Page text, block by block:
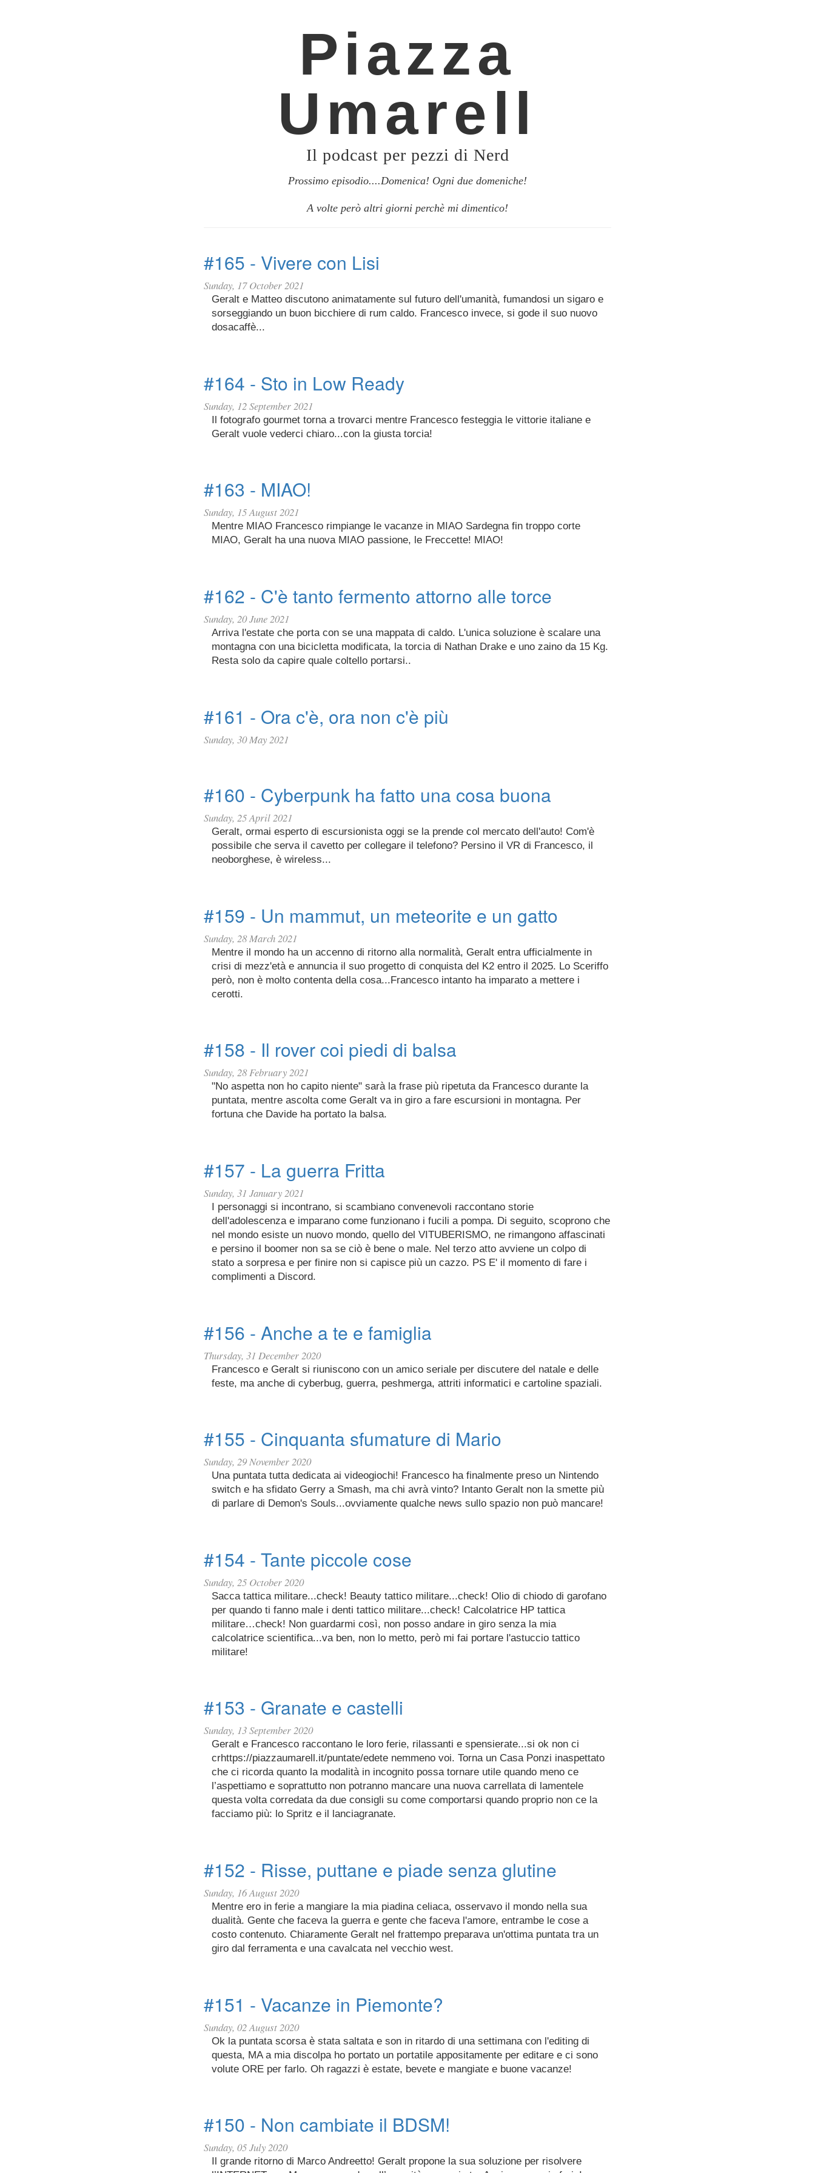
Piazza
Umarell
Il podcast per pezzi di Nerd
Prossimo episodio....Domenica! Ogni due domeniche!
A volte però altri giorni perchè mi dimentico!
#165 - Vivere con Lisi
Sunday, 17 October 2021
Geralt e Matteo discutono animatamente sul futuro dell'umanità, fumandosi un sigaro e
sorseggiando un buon bicchiere di rum caldo. Francesco invece, si gode il suo nuovo
dosacaffè...
#164 - Sto in Low Ready
Sunday, 12 September 2021
Il fotografo gourmet torna a trovarci mentre Francesco festeggia le vittorie italiane e
Geralt vuole vederci chiaro...con la giusta torcia!
#163 - MIAO!
Sunday, 15 August 2021
Mentre MIAO Francesco rimpiange le vacanze in MIAO Sardegna fin troppo corte
MIAO, Geralt ha una nuova MIAO passione, le Freccette! MIAO!
#162 - C'è tanto fermento attorno alle torce
Sunday, 20 June 2021
Arriva l'estate che porta con se una mappata di caldo. L'unica soluzione è scalare una
montagna con una bicicletta modificata, la torcia di Nathan Drake e uno zaino da 15 Kg.
Resta solo da capire quale coltello portarsi..
#161 - Ora c'è, ora non c'è più
Sunday, 30 May 2021
#160 - Cyberpunk ha fatto una cosa buona
Sunday, 25 April 2021
Geralt, ormai esperto di escursionista oggi se la prende col mercato dell'auto! Com'è
possibile che serva il cavetto per collegare il telefono? Persino il VR di Francesco, il
neoborghese, è wireless...
#159 - Un mammut, un meteorite e un gatto
Sunday, 28 March 2021
Mentre il mondo ha un accenno di ritorno alla normalità, Geralt entra ufficialmente in
crisi di mezz'età e annuncia il suo progetto di conquista del K2 entro il 2025. Lo Sceriffo
però, non è molto contenta della cosa...Francesco intanto ha imparato a mettere i
cerotti.
#158 - Il rover coi piedi di balsa
Sunday, 28 February 2021
"No aspetta non ho capito niente" sarà la frase più ripetuta da Francesco durante la
puntata, mentre ascolta come Geralt va in giro a fare escursioni in montagna. Per
fortuna che Davide ha portato la balsa.
#157 - La guerra Fritta
Sunday, 31 January 2021
I personaggi si incontrano, si scambiano convenevoli raccontano storie
dell'adolescenza e imparano come funzionano i fucili a pompa. Di seguito, scoprono che
nel mondo esiste un nuovo mondo, quello del VITUBERISMO, ne rimangono affascinati
e persino il boomer non sa se ciò è bene o male. Nel terzo atto avviene un colpo di
stato a sorpresa e per finire non si capisce più un cazzo. PS E' il momento di fare i
complimenti a Discord.
#156 - Anche a te e famiglia
Thursday, 31 December 2020
Francesco e Geralt si riuniscono con un amico seriale per discutere del natale e delle
feste, ma anche di cyberbug, guerra, peshmerga, attriti informatici e cartoline spaziali.
#155 - Cinquanta sfumature di Mario
Sunday, 29 November 2020
Una puntata tutta dedicata ai videogiochi! Francesco ha finalmente preso un Nintendo
switch e ha sfidato Gerry a Smash, ma chi avrà vinto? Intanto Geralt non la smette più
di parlare di Demon's Souls...ovviamente qualche news sullo spazio non può mancare!
#154 - Tante piccole cose
Sunday, 25 October 2020
Sacca tattica militare...check! Beauty tattico militare...check! Olio di chiodo di garofano
per quando ti fanno male i denti tattico militare...check! Calcolatrice HP tattica
militare…check! Non guardarmi così, non posso andare in giro senza la mia
calcolatrice scientifica...va ben, non lo metto, però mi fai portare l'astuccio tattico
militare!
#153 - Granate e castelli
Sunday, 13 September 2020
Geralt e Francesco raccontano le loro ferie, rilassanti e spensierate...si ok non ci
crhttps://piazzaumarell.it/puntate/edete nemmeno voi. Torna un Casa Ponzi inaspettato
che ci ricorda quanto la modalità in incognito possa tornare utile quando meno ce
l’aspettiamo e soprattutto non potranno mancare una nuova carrellata di lamentele
questa volta corredata da due consigli su come comportarsi quando proprio non ce la
facciamo più: lo Spritz e il lanciagranate.
#152 - Risse, puttane e piade senza glutine
Sunday, 16 August 2020
Mentre ero in ferie a mangiare la mia piadina celiaca, osservavo il mondo nella sua
dualità. Gente che faceva la guerra e gente che faceva l'amore, entrambe le cose a
costo contenuto. Chiaramente Geralt nel frattempo preparava un'ottima puntata tra un
giro dal ferramenta e una cavalcata nel vecchio west.
#151 - Vacanze in Piemonte?
Sunday, 02 August 2020
Ok la puntata scorsa è stata saltata e son in ritardo di una settimana con l'editing di
questa, MA a mia discolpa ho portato un portatile appositamente per editare e ci sono
volute ORE per farlo. Oh ragazzi è estate, bevete e mangiate e buone vacanze!
#150 - Non cambiate il BDSM!
Sunday, 05 July 2020
Il grande ritorno di Marco Andreetto! Geralt propone la sua soluzione per risolvere